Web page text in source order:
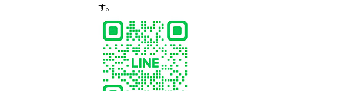
す。